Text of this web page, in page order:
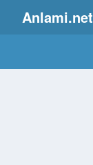
Anlami.net